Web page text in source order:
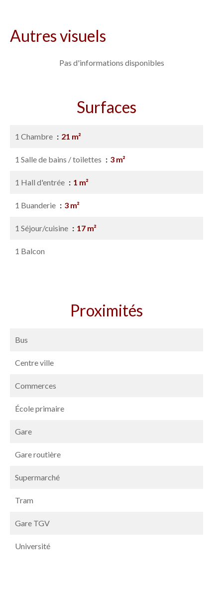
Autres visuels
Pas d'informations disponibles
Surfaces
1 Chambre 21 m²
1 Salle de bains / toilettes 3 m²
1 Hall d'entrée 1 m²
1 Buanderie 3 m²
1 Séjour/cuisine 17 m²
1 Balcon
Proximités
Bus
Centre ville
Commerces
École primaire
Gare
Gare routière
Supermarché
Tram
Gare TGV
Université